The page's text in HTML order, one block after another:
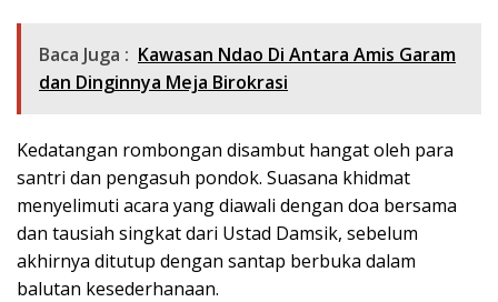
Baca Juga : Kawasan Ndao Di Antara Amis Garam
dan Dinginnya Meja Birokrasi
​Kedatangan rombongan disambut hangat oleh para
santri dan pengasuh pondok. Suasana khidmat
menyelimuti acara yang diawali dengan doa bersama
dan tausiah singkat dari Ustad Damsik, sebelum
akhirnya ditutup dengan santap berbuka dalam
balutan kesederhanaan.